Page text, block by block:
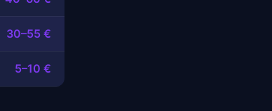
30–55 €
5–10 €